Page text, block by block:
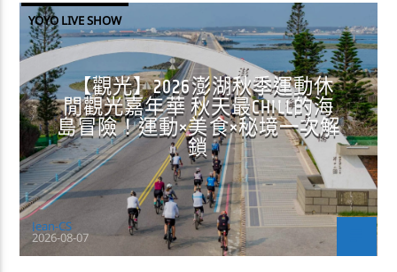
YOYO LIVE SHOW
【觀光】2026澎湖秋季運動休
閒觀光嘉年華 秋天最CHILL的海
島冒險！運動×美食×秘境一次解
鎖
Jean-CS
2026-08-07